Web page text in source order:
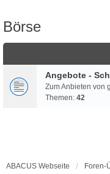
Börse
Angebote -
Zum Anbieten von
Themen: 42
ABACUS Webseite Foren-